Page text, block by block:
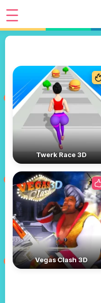
Twerk Race 3D
Vegas Clash 3D